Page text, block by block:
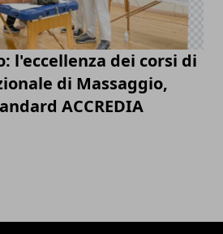
l'eccellenza dei corsi di
di Massaggio,
ACCREDIA